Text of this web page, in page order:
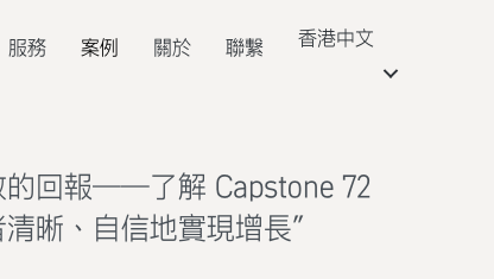
服務 案例 關於 聯繫 香港中文
的回報——了解 Capstone 72
晰、自信地實現增長”